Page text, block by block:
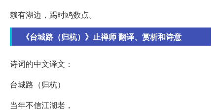
赖有湖边，踢时鸥数点。
《台城路（归杭）》止禅师 翻译、赏析和诗意
诗词的中文译文：
台城路（归杭）
当年不信江湖老，